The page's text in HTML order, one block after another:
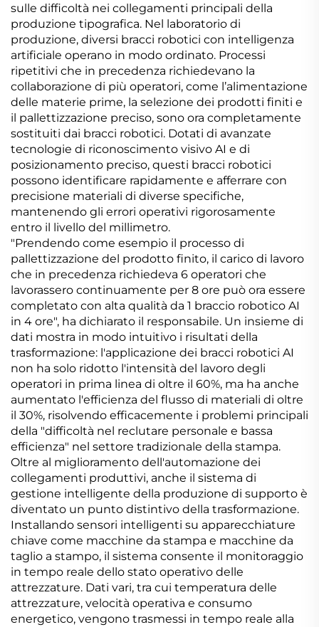
sulle difficoltà nei collegamenti principali della
produzione tipografica. Nel laboratorio di
produzione, diversi bracci robotici con intelligenza
artificiale operano in modo ordinato. Processi
ripetitivi che in precedenza richiedevano la
collaborazione di più operatori, come l’alimentazione
delle materie prime, la selezione dei prodotti finiti e
il pallettizzazione preciso, sono ora completamente
sostituiti dai bracci robotici. Dotati di avanzate
tecnologie di riconoscimento visivo AI e di
posizionamento preciso, questi bracci robotici
possono identificare rapidamente e afferrare con
precisione materiali di diverse specifiche,
mantenendo gli errori operativi rigorosamente
entro il livello del millimetro.
"Prendendo come esempio il processo di
pallettizzazione del prodotto finito, il carico di lavoro
che in precedenza richiedeva 6 operatori che
lavorassero continuamente per 8 ore può ora essere
completato con alta qualità da 1 braccio robotico AI
in 4 ore", ha dichiarato il responsabile. Un insieme di
dati mostra in modo intuitivo i risultati della
trasformazione: l'applicazione dei bracci robotici AI
non ha solo ridotto l'intensità del lavoro degli
operatori in prima linea di oltre il 60%, ma ha anche
aumentato l'efficienza del flusso di materiali di oltre
il 30%, risolvendo efficacemente i problemi principali
della "difficoltà nel reclutare personale e bassa
efficienza" nel settore tradizionale della stampa.
Oltre al miglioramento dell'automazione dei
collegamenti produttivi, anche il sistema di
gestione intelligente della produzione di supporto è
diventato un punto distintivo della trasformazione.
Installando sensori intelligenti su apparecchiature
chiave come macchine da stampa e macchine da
taglio a stampo, il sistema consente il monitoraggio
in tempo reale dello stato operativo delle
attrezzature. Dati vari, tra cui temperatura delle
attrezzature, velocità operativa e consumo
energetico, vengono trasmessi in tempo reale alla